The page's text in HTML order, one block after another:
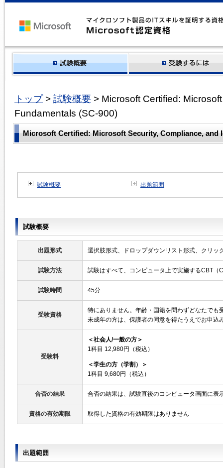
トップ> 試験概要 > Microsoft Certified:
Fundamentals (SC-900)
Microsoft Certified: Microsoft Security, Compliance, and
試験概要 出題範囲
試験概要
出題形式 選択肢形式、ドロップダウンリスト形式、クリッ
試験方法 試験はすべて、コンピュータ上で実施するCBT（
試験時間 45分
受験資格
特にありません。年齢・国籍を問わずどなたでも
未成年の方は、保護者の同意を得たうえでお申込
受験料
＜社会人/一般の方＞
1科目 12,980円（税込）
＜学生の方（学割）＞
1科目 9,680円（税込）
合否の結果 合否の結果は、試験直後のコンピュータ画面に表
資格の有効期限 取得した資格の有効期限はありません
出題範囲